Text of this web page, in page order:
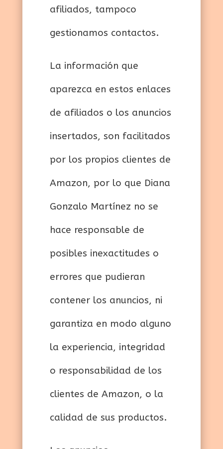
afiliados, tampoco
gestionamos contactos.
La información que
aparezca en estos enlaces
de afiliados o los anuncios
insertados, son facilitados
por los propios clientes de
Amazon, por lo que Diana
Gonzalo Martínez no se
hace responsable de
posibles inexactitudes o
errores que pudieran
contener los anuncios, ni
garantiza en modo alguno
la experiencia, integridad
o responsabilidad de los
clientes de Amazon, o la
calidad de sus productos.